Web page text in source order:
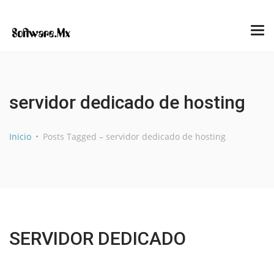
servidor dedicado de hosting
Inicio Posts Tagged – servidor dedicado de hosting
SERVIDOR DEDICADO